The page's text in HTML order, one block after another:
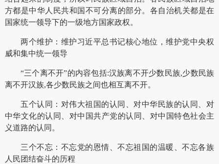
方都是中华人民共和国不可分离的部分。各自治机关都是在
国家统一领导下的一级地方国家政权。
两个维护：维护习近平总书记核心地位，维护党中央权
威和集中统一领导
“三个离不开”的内容包括:汉族离不开少数民族,少数民族
离不开汉族,各少数民族之间也相互离不开。
五个认同：对伟大祖国的认同、对中华民族的认同、对
中华文化的认同、对中国共产党的认同、对中国特色社会主
义道路的认同。
三个不忘：不忘党的恩情、不忘祖国的温暖、不忘各族
人民团结奋斗的历程